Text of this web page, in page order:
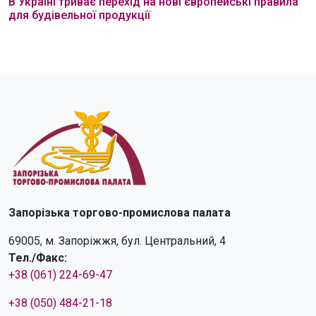
для будівельної продукції
Запорізька торгово-промислова палата
69005, м. Запоріжжя, бул. Центральний, 4
Тел./Факс:
+38 (061) 224-69-47
+38 (050) 484-21-18